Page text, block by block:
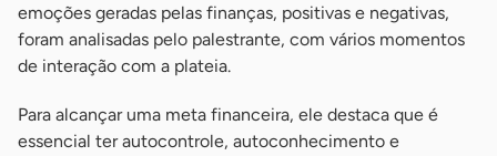
emoções geradas pelas finanças, positivas e negativas,
foram analisadas pelo palestrante, com vários momentos
de interação com a plateia.
Para alcançar uma meta financeira, ele destaca que é
essencial ter autocontrole, autoconhecimento e